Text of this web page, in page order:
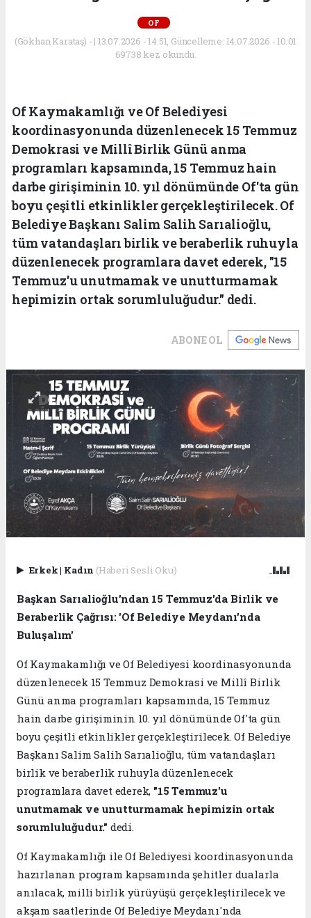
OF
(Gökhan Karataş) - | 13.07.2026 - 14:51, Güncelleme: 14.07.2026 - 10:01
69738 kez okundu.
Of Kaymakamlığı ve Of Belediyesi
koordinasyonunda düzenlenecek 15 Temmuz
Demokrasi ve Millî Birlik Günü anma
programları kapsamında, 15 Temmuz hain
darbe girişiminin 10. yıl dönümünde Of'ta gün
boyu çeşitli etkinlikler gerçekleştirilecek. Of
Belediye Başkanı Salim Salih Sarıalioğlu,
tüm vatandaşları birlik ve beraberlik ruhuyla
düzenlenecek programlara davet ederek, "15
Temmuz'u unutmamak ve unutturmamak
hepimizin ortak sorumluluğudur." dedi.
ABONE OL
Erkek| Kadın (Haberi Sesli Oku)
Başkan Sarıalioğlu'ndan 15 Temmuz'da Birlik ve
Beraberlik Çağrısı: 'Of Belediye Meydanı'nda
Buluşalım'
Of Kaymakamlığı ve Of Belediyesi koordinasyonunda
düzenlenecek 15 Temmuz Demokrasi ve Millî Birlik
Günü anma programları kapsamında, 15 Temmuz
hain darbe girişiminin 10. yıl dönümünde Of'ta gün
boyu çeşitli etkinlikler gerçekleştirilecek. Of Belediye
Başkanı Salim Salih Sarıalioğlu, tüm vatandaşları
birlik ve beraberlik ruhuyla düzenlenecek
programlara davet ederek, "15 Temmuz'u
unutmamak ve unutturmamak hepimizin ortak
sorumluluğudur." dedi.
Of Kaymakamlığı ile Of Belediyesi koordinasyonunda
hazırlanan program kapsamında şehitler dualarla
anılacak, milli birlik yürüyüşü gerçekleştirilecek ve
akşam saatlerinde Of Belediye Meydanı'nda